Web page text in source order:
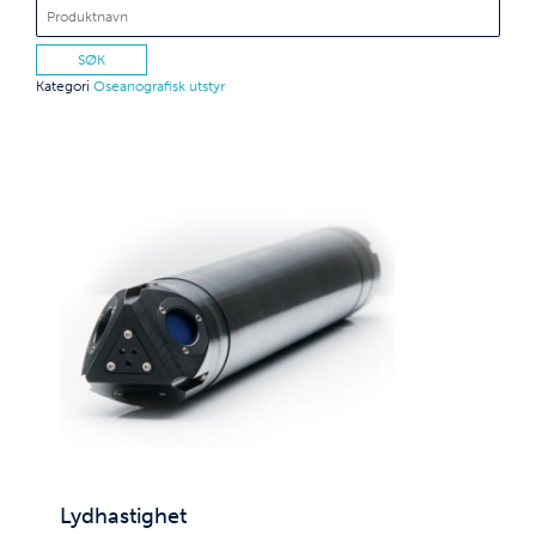
Kategori Oseanografisk utstyr
Lydhastighet